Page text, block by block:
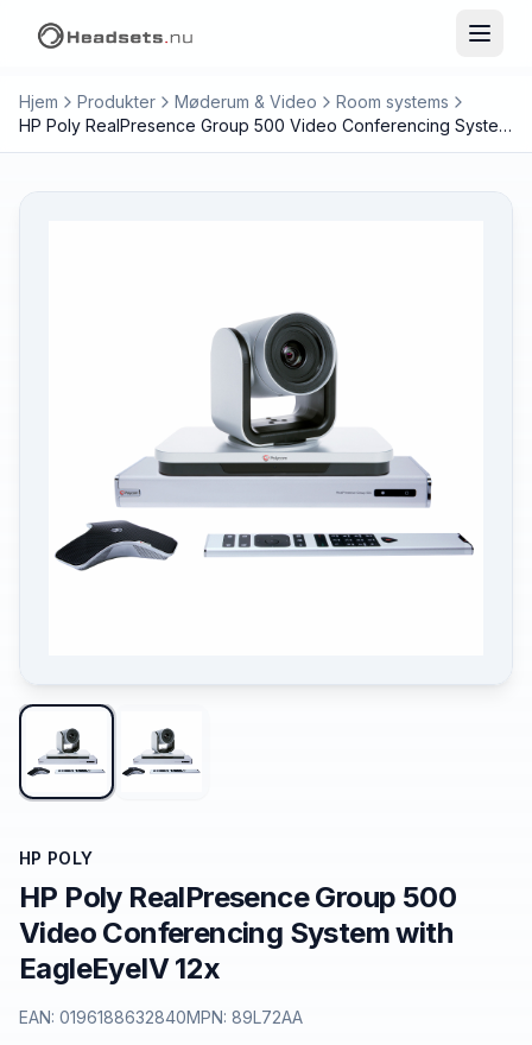
Hjem Produkter Møderum & Video
Room systems
HP Poly RealPresence Group 500 Video Conferencing System with EagleEyeIV 12x
HP POLY
HP Poly RealPresence Group 500
Video Conferencing System with
EagleEyeIV 12x
EAN: 0196188632840MPN: 89L72AA